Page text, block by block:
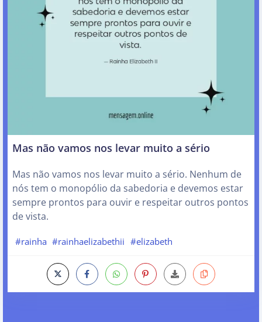
Mas não vamos nos levar muito a sério
Mas não vamos nos levar muito a sério. Nenhum de
nós tem o monopólio da sabedoria e devemos estar
sempre prontos para ouvir e respeitar outros pontos
de vista.
#rainha #rainhaelizabethii #elizabeth